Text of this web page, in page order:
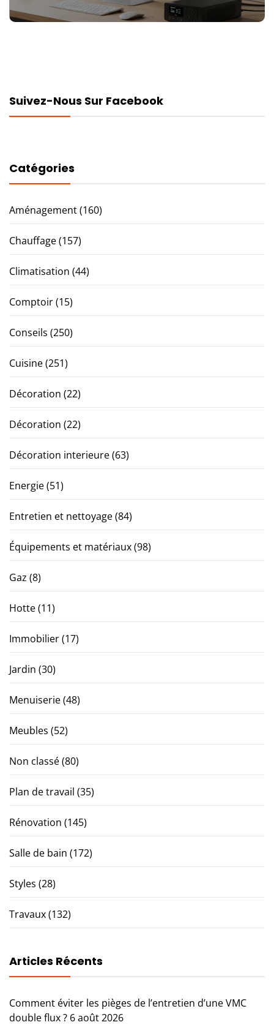
Suivez-Nous Sur Facebook
Catégories
Aménagement(160)
Chauffage(157)
Climatisation (44)
Comptoir(15)
Conseils (250)
Cuisine(251)
Décoration (22)
Décoration (22)
Décoration interieure(63)
Energie(51)
Entretien et nettoyage(84)
Équipements et matériaux(98)
Gaz (8)
Hotte(11)
Immobilier(17)
Jardin (30)
Menuiserie(48)
Meubles (52)
Non classé(80)
Plan de travail (35)
Rénovation (145)
Salle de bain (172)
Styles (28)
Travaux(132)
Articles Récents
Comment éviter les pièges de l’entretien d’une VMC
double flux ? 6 août 2026